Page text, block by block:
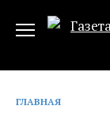
ГЛАВНАЯ